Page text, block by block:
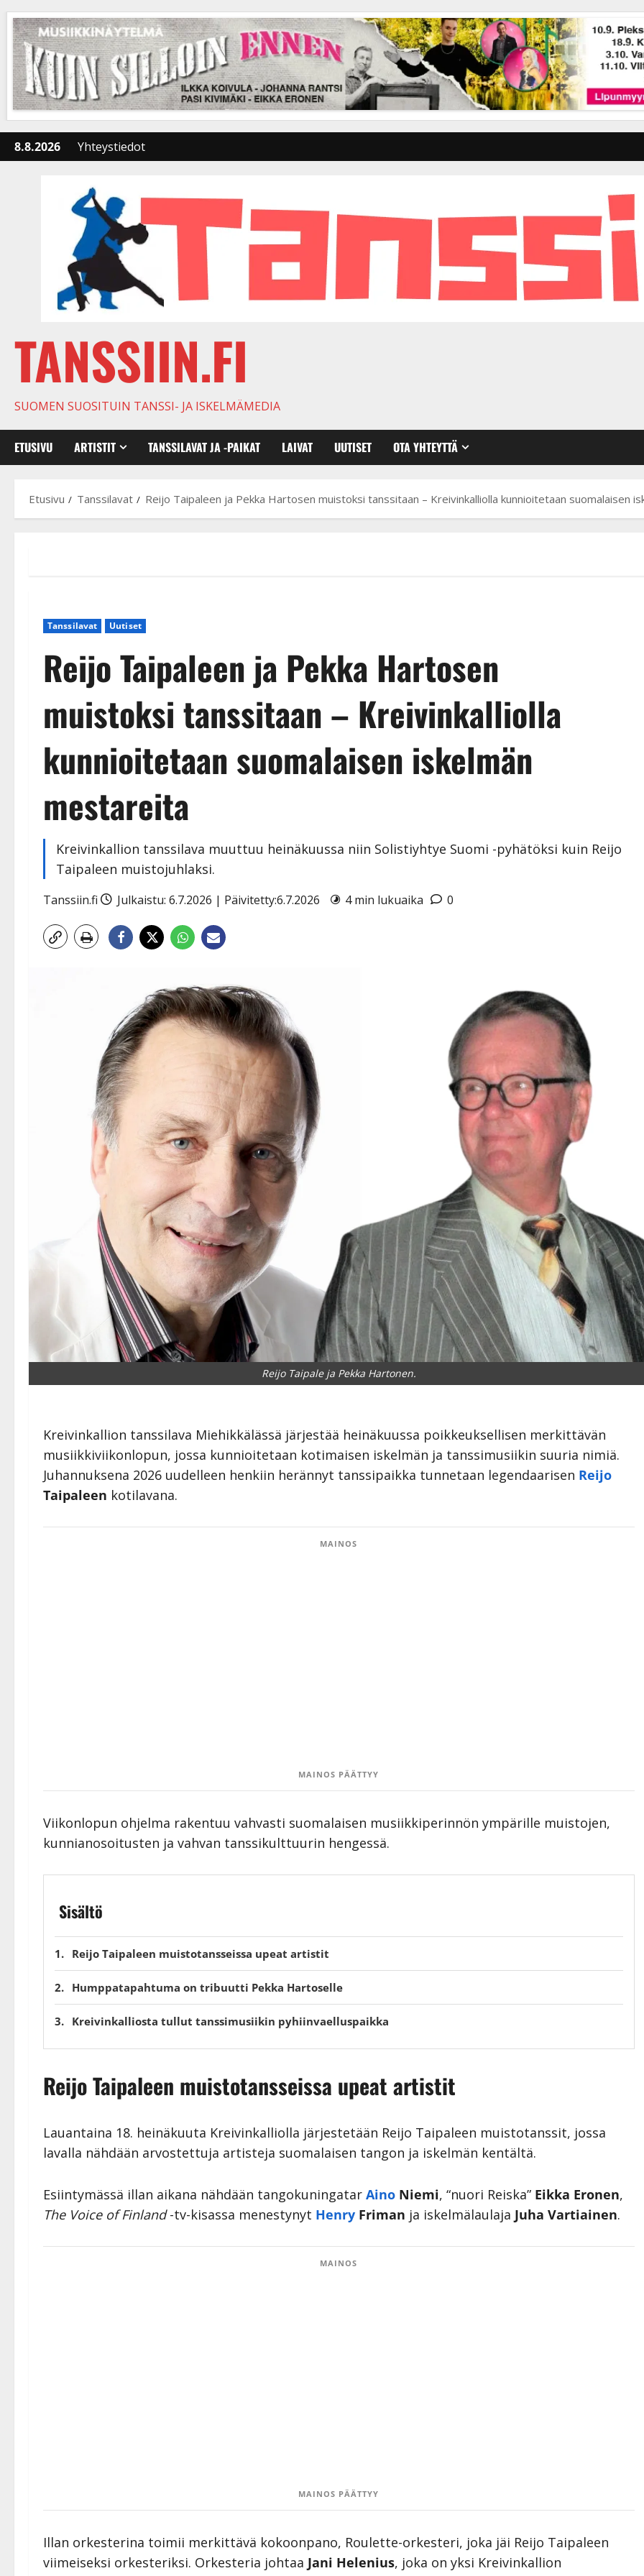
content
8.8.2026 Yhteystiedot
TANSSIIN.FI
SUOMEN SUOSITUIN TANSSI- JA ISKELMÄMEDIA
ETUSIVU ARTISTIT TANSSILAVAT JA -PAIKAT LAIVAT UUTISET OTA YHTEYTTÄ
Etusivu Tanssilavat Reijo Taipaleen ja Pekka Hartosen muistoksi tanssitaan – Kreivinkalliolla kunnioitetaan suomalaisen
Tanssilavat Uutiset
Reijo Taipaleen ja Pekka Hartosen
muistoksi tanssitaan – Kreivinkalliolla
kunnioitetaan suomalaisen iskelmän
mestareita
Kreivinkallion tanssilava muuttuu heinäkuussa niin Solistiyhtye Suomi -pyhätöksi kuin Reijo
Taipaleen muistojuhlaksi.
Tanssiin.fi Julkaistu: 6.7.2026 | Päivitetty:6.7.2026 4 min lukuaika 0
Reijo Taipale ja Pekka Hartonen.
Kreivinkallion tanssilava Miehikkälässä järjestää heinäkuussa poikkeuksellisen merkittävän
musiikkiviikonlopun, jossa kunnioitetaan kotimaisen iskelmän ja tanssimusiikin suuria nimiä.
Juhannuksena 2026 uudelleen henkiin herännyt tanssipaikka tunnetaan legendaarisen Reijo
Taipaleen kotilavana.
MAINOS
MAINOS PÄÄTTYY
Viikonlopun ohjelma rakentuu vahvasti suomalaisen musiikkiperinnön ympärille muistojen,
kunnianosoitusten ja vahvan tanssikulttuurin hengessä.
Sisältö
Reijo Taipaleen muistotansseissa upeat artistit
Humppatapahtuma on tribuutti Pekka Hartoselle
Kreivinkalliosta tullut tanssimusiikin pyhiinvaelluspaikka
Reijo Taipaleen muistotansseissa upeat artistit
Lauantaina 18. heinäkuuta Kreivinkalliolla järjestetään Reijo Taipaleen muistotanssit, jossa
lavalla nähdään arvostettuja artisteja suomalaisen tangon ja iskelmän kentältä.
Esiintymässä illan aikana nähdään tangokuningatar Aino Niemi, “nuori Reiska” Eikka Eronen,
The Voice of Finland-tv-kisassa menestynyt Henry Friman ja iskelmälaulaja Juha Vartiainen.
MAINOS
MAINOS PÄÄTTYY
Illan orkesterina toimii merkittävä kokoonpano, Roulette-orkesteri, joka jäi Reijo Taipaleen
viimeiseksi orkesteriksi. Orkesteria johtaa Jani Helenius, joka on yksi Kreivinkallion